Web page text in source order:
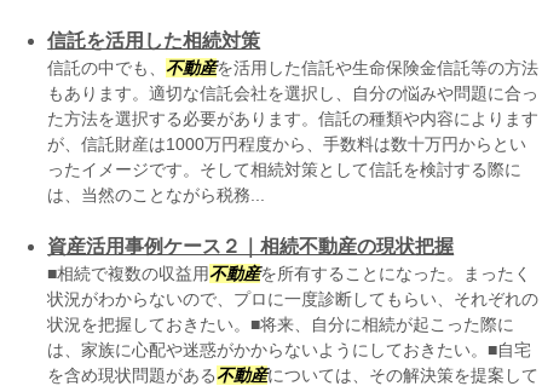
信託を活用した相続対策
信託の中でも、不動産を活用した信託や生命保険金信託等の方法
もあります。適切な信託会社を選択し、自分の悩みや問題に合っ
た方法を選択する必要があります。信託の種類や内容によります
が、信託財産は1000万円程度から、手数料は数十万円からとい
ったイメージです。そして相続対策として信託を検討する際に
は、当然のことながら税務...
資産活用事例ケース２｜相続不動産の現状把握
■相続で複数の収益用不動産を所有することになった。まったく
状況がわからないので、プロに一度診断してもらい、それぞれの
状況を把握しておきたい。■将来、自分に相続が起こった際に
は、家族に心配や迷惑がかからないようにしておきたい。■自宅
を含め現状問題がある不動産については、その解決策を提案して